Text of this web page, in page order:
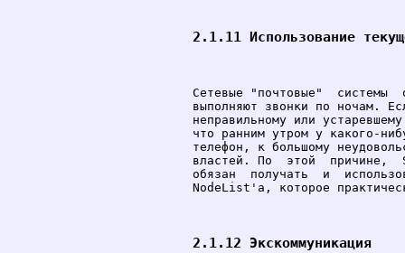
2.1.11 Использование
Сетевые "почтовые"  системы
выполняют звонки по ночам.
неправильному или
что ранним утром у какого-
телефон, к большому
властей. По  этой  причине,
обязан  получать  и
NodeList'a, которое
2.1.12 Экскоммуникация